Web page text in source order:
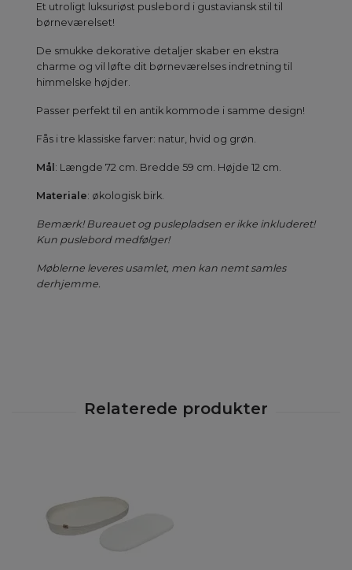
Et utroligt luksuriøst puslebord i gustaviansk stil til
børneværelset!
De smukke dekorative detaljer skaber en ekstra
charme og vil løfte dit børneværelses indretning til
himmelske højder.
Passer perfekt til en antik kommode i samme design!
Fås i tre klassiske farver: natur, hvid og grøn.
Mål : Længde 72 cm. Bredde 59 cm. Højde 12 cm.
Materiale: økologisk birk.
Bemærk! Bureauet og puslepladsen er ikke inkluderet!
Kun puslebord medfølger!
Møblerne leveres usamlet, men kan nemt samles
derhjemme.